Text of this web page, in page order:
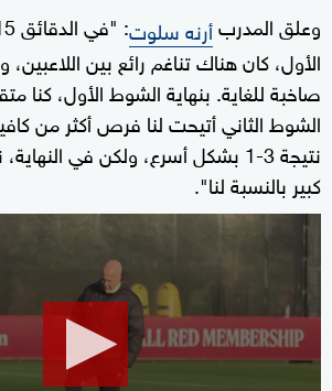
وعلق المدربأرنه سلوت
الأول، كان هناك تناغم رائع بين اللاعبين،
الشوط الثاني أتيحت لنا فرص أكثر من
كبير بالنسبة لنا".